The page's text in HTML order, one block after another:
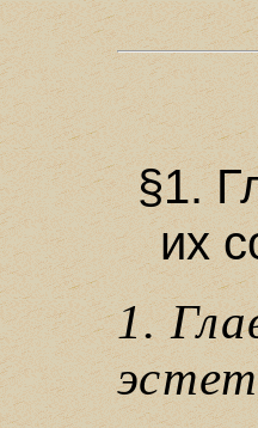
§1.
их
1.